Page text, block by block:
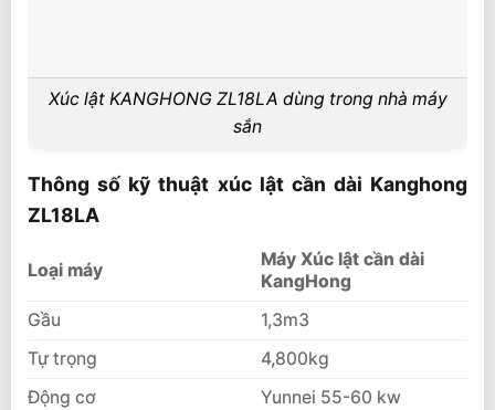
Xúc lật KANGHONG ZL18LA dùng trong nhà máy
sắn
Thông số kỹ thuật xúc lật cần dài Kanghong
ZL18LA
Loại máy
Máy Xúc lật cần dài
KangHong
Gầu
1,3m3
Tự trọng
4,800kg
Động cơ
Yunnei 55-60 kw